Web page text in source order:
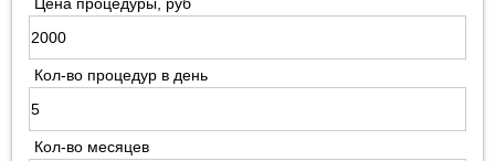
Кол-во процедур в день
Кол-во месяцев